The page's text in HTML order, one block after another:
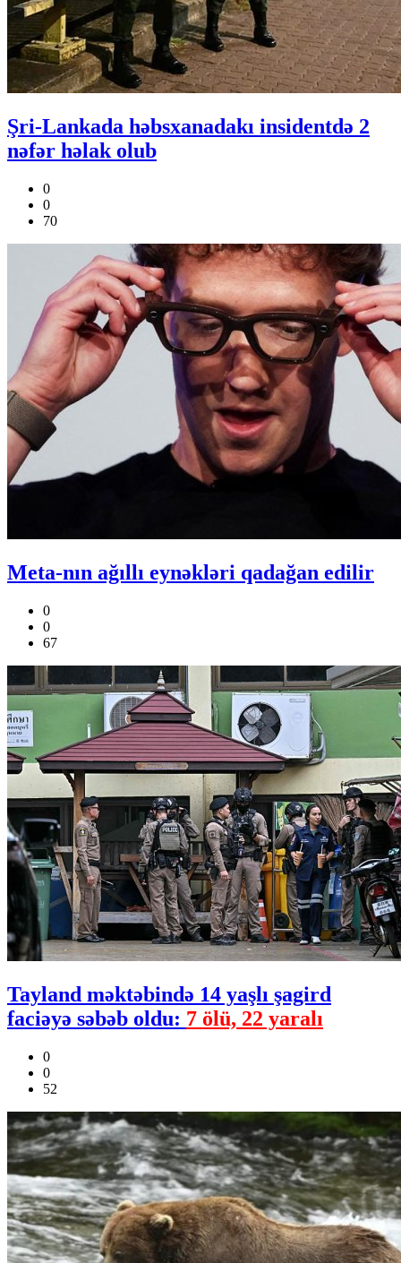
Şri-Lankada həbsxanadakı insidentdə 2
nəfər həlak olub
0
0
70
Meta-nın ağıllı eynəkləri qadağan edilir
0
0
67
Tayland məktəbində 14 yaşlı şagird
faciəyə səbəb oldu: 7 ölü, 22 yaralı
0
0
52